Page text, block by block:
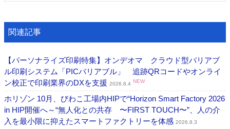
関連記事
【パーソナライズ印刷特集】オンデオマ クラウド型バリアブ
ル印刷システム「PICバリアブル」 追跡QRコードやオンライ
ン校正で印刷業界のDXを支援 2026.8.4 NEW
ホリゾン 10月、びわこ工場内HIPで“Horizon Smart Factory 2026
in HIP開催へ～“無人化との共存 〜FIRST TOUCH〜”、人の介
入を最小限に抑えたスマートファクトリーを体感 2026.8.3